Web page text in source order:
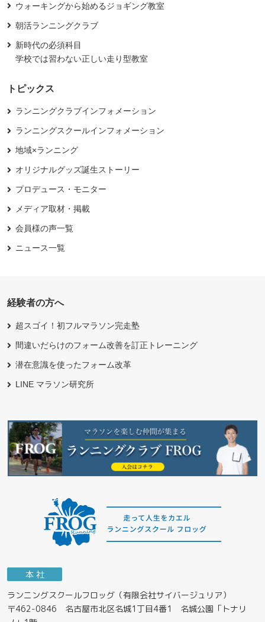
ウォーキングから始めるジョギング教室
朝活ランニングクラブ
新時代の必須科目
学校では習わない正しい走り型教室
トピックス
ランニングクラブインフォメーション
ランニングスクールインフォメーション
地域×ランニング
オリジナルグッズ誕生ストーリー
プロデュース・モニター
メディア取材・掲載
会員様の声一覧
ニュース一覧
経験者の方へ
超スゴイ！初フルマラソン完走塾
間違いだらけのフォーム改善を訂正トレーニング
潜在意識を使ったフォーム改革
LINE マラソン研究所
本 社
ランニングスクールフロッグ（有限会社サイバージュリア）
〒462-0846 名古屋市北区名城1丁目4番1 名城公園「トナリ